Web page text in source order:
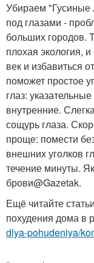
Убираем "Гусиные
под глазами -
больших городов.
плохая экология,
век и избавиться
поможет простое
глаз:
внутренние.
сощурь глаза.
проще: помести
внешних уголков
течение минуты.
брови@Gazetak.
Ещё читайте
похудения дома в
dlya-pohudeniya/